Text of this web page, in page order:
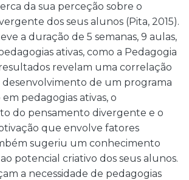
da sua perceção sobre o
dos seus alunos (Pita, 2015).
a duração de 5 semanas, 9 aulas,
ativas, como a Pedagogia
revelam uma correlação
desenvolvimento de um programa
pedagogias ativas, o
do pensamento divergente e o
que envolve fatores
sugeriu um conhecimento
potencial criativo dos seus alunos.
a necessidade de pedagogias